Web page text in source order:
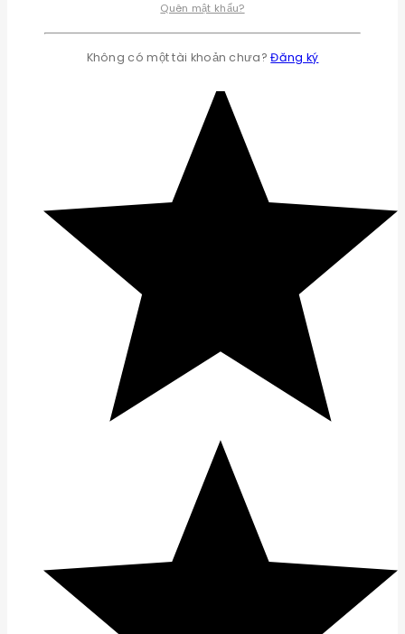
Quên mật khẩu?
Không có một tài khoản chưa?Đăng ký